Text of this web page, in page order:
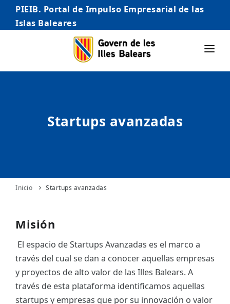
PIEIB. Portal de Impulso Empresarial de las
Islas Baleares
INICIO
AUTÓNOMO/AUTÓNOMA
INTERNACIONALIZACIÓN
ES
CAT
Startups avanzadas
Inicio Startups avanzadas
Misión
El espacio de Startups Avanzadas es el marco a
través del cual se dan a conocer aquellas empresas
y proyectos de alto valor de las Illes Balears. A
través de esta plataforma identificamos aquellas
startups y empresas que por su innovación o valor